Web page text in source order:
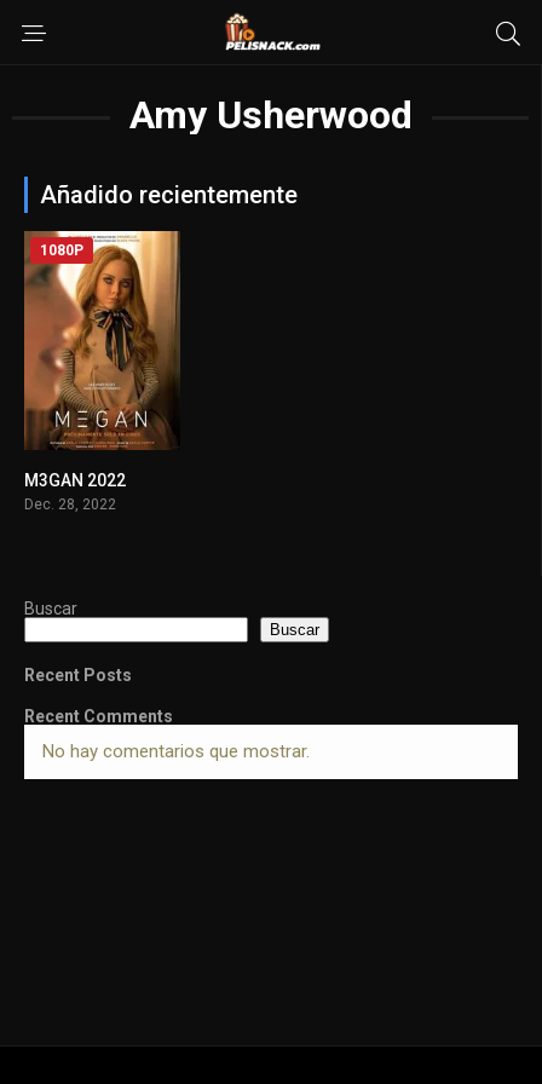
Amy Usherwood
Añadido recientemente
1080P
M3GAN 2022
Dec. 28, 2022
Buscar
Buscar
Recent Posts
Recent Comments
No hay comentarios que mostrar.